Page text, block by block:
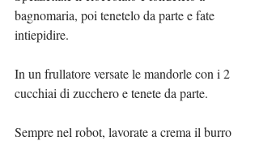
bagnomaria, poi tenetelo da parte e fate
intiepidire.
In un frullatore versate le mandorle con i 2
cucchiai di zucchero e tenete da parte.
Sempre nel robot, lavorate a crema il burro